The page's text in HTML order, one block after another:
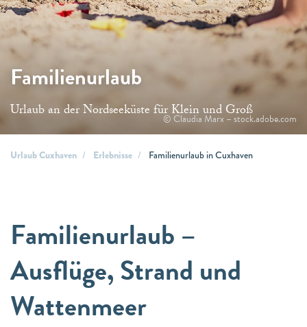
© Claudia Marx – stock.adobe.com
Familienurlaub
Urlaub an der Nordseeküste für Klein und Groß
Urlaub Cuxhaven Erlebnisse Familienurlaub in Cuxhaven
Familienurlaub –
Ausflüge, Strand und
Wattenmeer